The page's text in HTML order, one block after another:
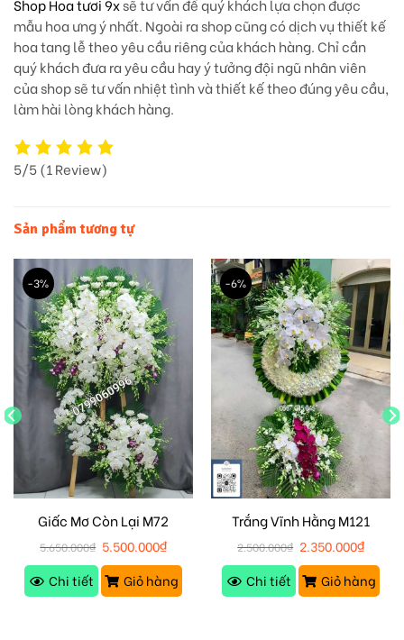
Shop Hoa tươi 9xsẽ tư vấn để quý khách lựa chọn được
mẫu hoa ưng ý nhất. Ngoài ra shop cũng có dịch vụ thiết kế
hoa tang lễ theo yêu cầu riêng của khách hàng. Chỉ cần
quý khách đưa ra yêu cầu hay ý tưởng đội ngũ nhân viên
của shop sẽ tư vấn nhiệt tình và thiết kế theo đúng yêu cầu,
làm hài lòng khách hàng.
5/5(1 Review)
Sản phẩm tương tự
-3%
Giấc Mơ Còn Lại M72
5.650.000₫ 5.500.000₫
Chi tiết
Giỏ hàng
-6%
Trắng Vĩnh Hằng M121
2.500.000₫ 2.350.000₫
Chi tiết
Giỏ hàng